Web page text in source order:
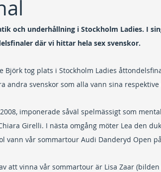
och underhållning i Stockholm Ladies. I
där vi hittar hela sex svenskor.
Björk tog plats i Stockholm Ladies
andra svenskor som alla vann sina
imponerade såväl spelmässigt som
Girelli. I nästa omgång möter Lea den
vann vår sommartour Audi Danderyd Open
att vinna vår sommartour är Lisa Zaar